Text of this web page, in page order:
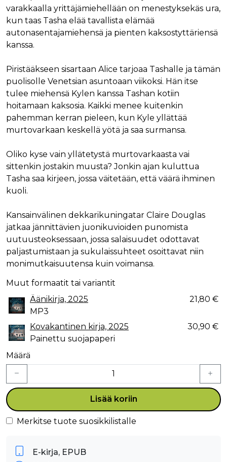
varakkaalla yrittäjämiehellään on menestyksekäs ura,
kun taas Tasha elää tavallista elämää
autonasentajamiehensä ja pienten kaksostyttäriensä
kanssa.
Piristääkseen sisartaan Alice tarjoaa Tashalle ja tämän
puolisolle Venetsian asuntoaan viikoksi. Hän itse
tulee miehensä Kylen kanssa Tashan kotiin
hoitamaan kaksosia. Kaikki menee kuitenkin
pahemman kerran pieleen, kun Kyle yllättää
murtovarkaan keskellä yötä ja saa surmansa.
Oliko kyse vain yllätetystä murtovarkaasta vai
sittenkin jostakin muusta? Jonkin ajan kuluttua
Tasha saa kirjeen, jossa väitetään, että väärä ihminen
kuoli.
Kansainvälinen dekkarikuningatar Claire Douglas
jatkaa jännittävien juonikuvioiden punomista
uutuusteoksessaan, jossa salaisuudet odottavat
paljastumistaan ja sukulaissuhteet osoittavat niin
monimutkaisuutensa kuin voimansa.
Muut formaatit tai variantit
Äänikirja, 2025
MP3
21,80 €
Kovakantinen kirja, 2025
Painettu suojapaperi
30,90 €
Määrä
Lisää koriin
Merkitse tuote suosikkilistalle
E-kirja, EPUB